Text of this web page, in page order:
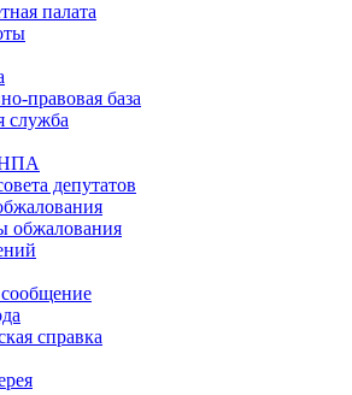
палата
правовая база
служба
НПА
депутатов
обжалования
справка